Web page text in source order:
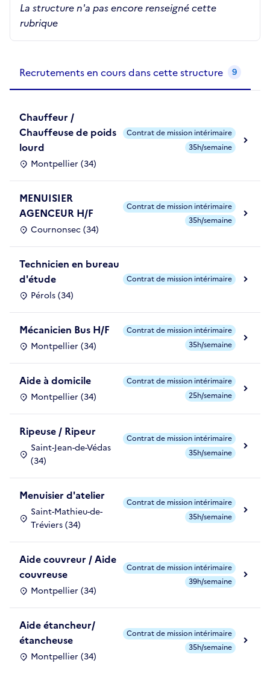
La structure n'a pas encore renseigné cette
rubrique
Recrutements en cours dans cette structure 9
Chauffeur /
Chauffeuse de poids
lourd
Montpellier (34)
Contrat de mission intérimaire
35h/semaine
MENUISIER
AGENCEUR H/F
Cournonsec (34)
Contrat de mission intérimaire
35h/semaine
Technicien en bureau
d'étude
Pérols (34)
Contrat de mission intérimaire
Mécanicien Bus H/F
Montpellier (34)
Contrat de mission intérimaire
35h/semaine
Aide à domicile
Montpellier (34)
Contrat de mission intérimaire
25h/semaine
Ripeuse / Ripeur
Saint-Jean-de-Védas
(34)
Contrat de mission intérimaire
35h/semaine
Menuisier d'atelier
Saint-Mathieu-de-
Tréviers (34)
Contrat de mission intérimaire
35h/semaine
Aide couvreur / Aide
couvreuse
Montpellier (34)
Contrat de mission intérimaire
39h/semaine
Aide étancheur/
étancheuse
Montpellier (34)
Contrat de mission intérimaire
35h/semaine